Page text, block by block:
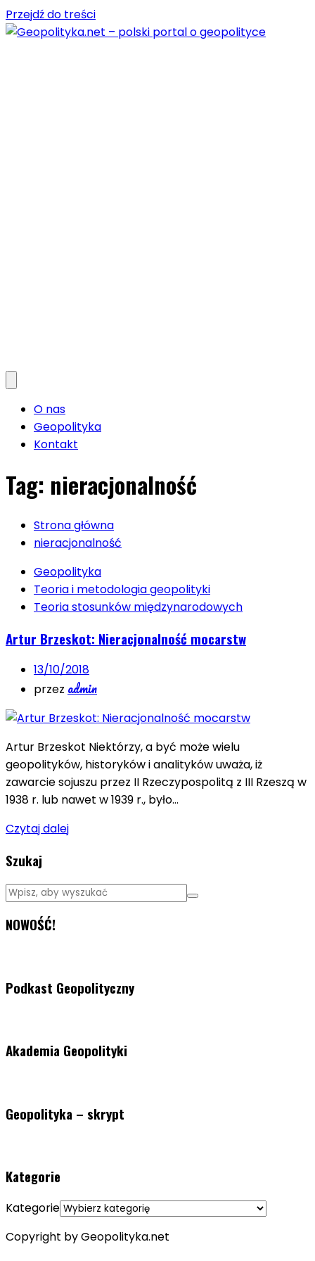
Przejdź do treści
O nas
Geopolityka
Kontakt
Tag: nieracjonalność
Strona główna
nieracjonalność
Geopolityka
Teoria i metodologia geopolityki
Teoria stosunków międzynarodowych
Artur Brzeskot: Nieracjonalność mocarstw
13/10/2018
przez admin
Artur Brzeskot Niektórzy, a być może wielu
geopolityków, historyków i analityków uważa, iż
zawarcie sojuszu przez II Rzeczypospolitą z III Rzeszą w
1938 r. lub nawet w 1939 r., było…
Czytaj dalej
Szukaj
NOWOŚĆ!
Podkast Geopolityczny
Akademia Geopolityki
Geopolityka – skrypt
Kategorie
Kategorie
Copyright by Geopolityka.net